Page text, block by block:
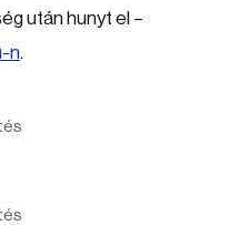
után hunyt el –
n.